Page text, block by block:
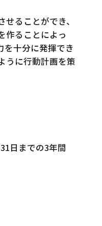
ることができ、
作ることによっ
を十分に発揮でき
うに行動計画を策
日までの3年間